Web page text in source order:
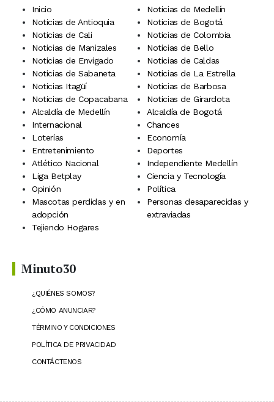
Inicio
Noticias de Medellín
Noticias de Antioquia
Noticias de Bogotá
Noticias de Cali
Noticias de Colombia
Noticias de Manizales
Noticias de Bello
Noticias de Envigado
Noticias de Caldas
Noticias de Sabaneta
Noticias de La Estrella
Noticias Itagüí
Noticias de Barbosa
Noticias de Copacabana
Noticias de Girardota
Alcaldía de Medellín
Alcaldía de Bogotá
Internacional
Chances
Loterías
Economía
Entretenimiento
Deportes
Atlético Nacional
Independiente Medellín
Liga Betplay
Ciencia y Tecnología
Opinión
Política
Mascotas perdidas y en
adopción
Personas desaparecidas y
extraviadas
Tejiendo Hogares
Minuto30
¿QUIÉNES SOMOS?
¿CÓMO ANUNCIAR?
TÉRMINO Y CONDICIONES
POLÍTICA DE PRIVACIDAD
CONTÁCTENOS